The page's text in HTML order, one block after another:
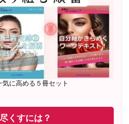
として活動を開始
気に高める５冊セット
くすには？